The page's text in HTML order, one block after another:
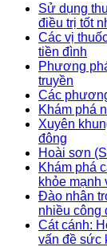
Sử dụng
điều trị tốt
Các vị
tiền đình
Phương
truyền
Các
Khám phá
Xuyên
đông
Hoài sơn
Khám phá
khỏe mạnh
Đào nhân
nhiều công
Cát cánh:
vấn đề sức